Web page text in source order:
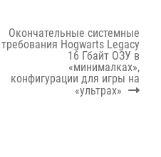
Next
post:
Окончательные системные
требования Hogwarts Legacy
16 Гбайт ОЗУ в
«минималках»,
конфигурации для игры на
«ультрах»